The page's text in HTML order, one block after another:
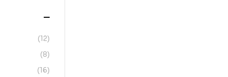
(12)
(8)
(16)